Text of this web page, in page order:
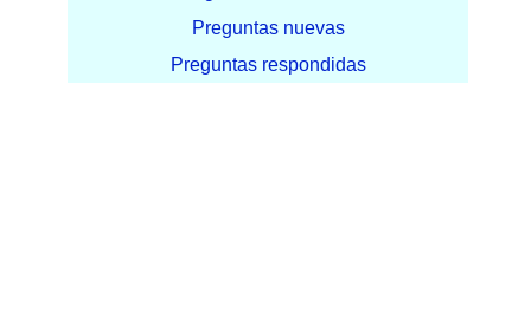
Preguntas nuevas
Preguntas respondidas